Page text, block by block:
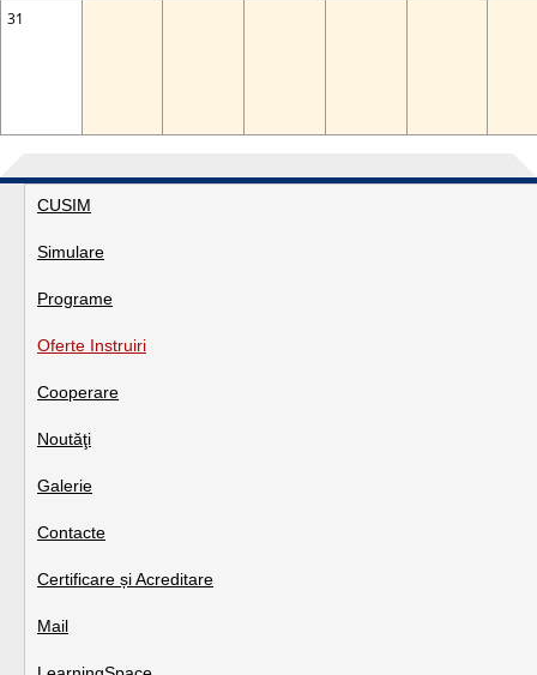
31
CUSIM
Simulare
Programe
Oferte Instruiri
Cooperare
Noutăţi
Galerie
Contacte
Certificare și Acreditare
Mail